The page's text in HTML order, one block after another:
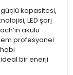
kapasitesi,
LED şarj
akülü
profesyonel
bir enerji